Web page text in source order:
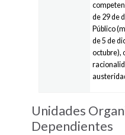
de 29 de
Público
de 5 de
octubre),
Unidades
Dependientes